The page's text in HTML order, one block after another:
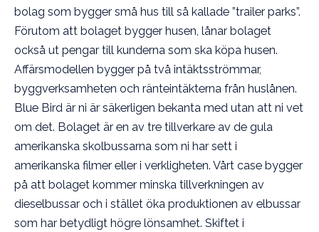
bolag som bygger små hus till så kallade ”trailer parks”.
Förutom att bolaget bygger husen, lånar bolaget
också ut pengar till kunderna som ska köpa husen.
Affärsmodellen bygger på två intäktsströmmar,
byggverksamheten och ränteintäkterna från huslånen.
Blue Bird är ni är säkerligen bekanta med utan att ni vet
om det. Bolaget är en av tre tillverkare av de gula
amerikanska skolbussarna som ni har sett i
amerikanska filmer eller i verkligheten. Vårt case bygger
på att bolaget kommer minska tillverkningen av
dieselbussar och i stället öka produktionen av elbussar
som har betydligt högre lönsamhet. Skiftet i